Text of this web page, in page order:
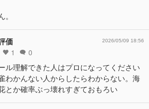
。
価
1 0
2026/05/09 18:56
ル理解できた人はプロになってください
わかんない人からしたらわからない。海
とか確率ぶっ壊れすぎておもろい